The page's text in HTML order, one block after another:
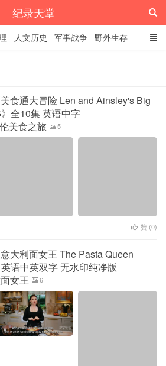
纪录天堂
人文历史 军事战争 野外生存
食通大冒险 Len and Ainsley's Big
全10集 英语中字
美食之旅
5
赞 (0)
大利面女王 The Pasta Queen
语中英双字 无水印纯净版
女王
6